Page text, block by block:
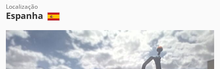
Localização
Espanha